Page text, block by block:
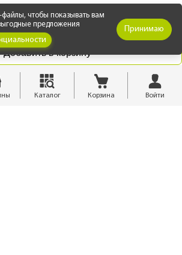
Добавить в корзину
чтобы показывать вам
предложения
Принимаю
Каталог Корзина Войти